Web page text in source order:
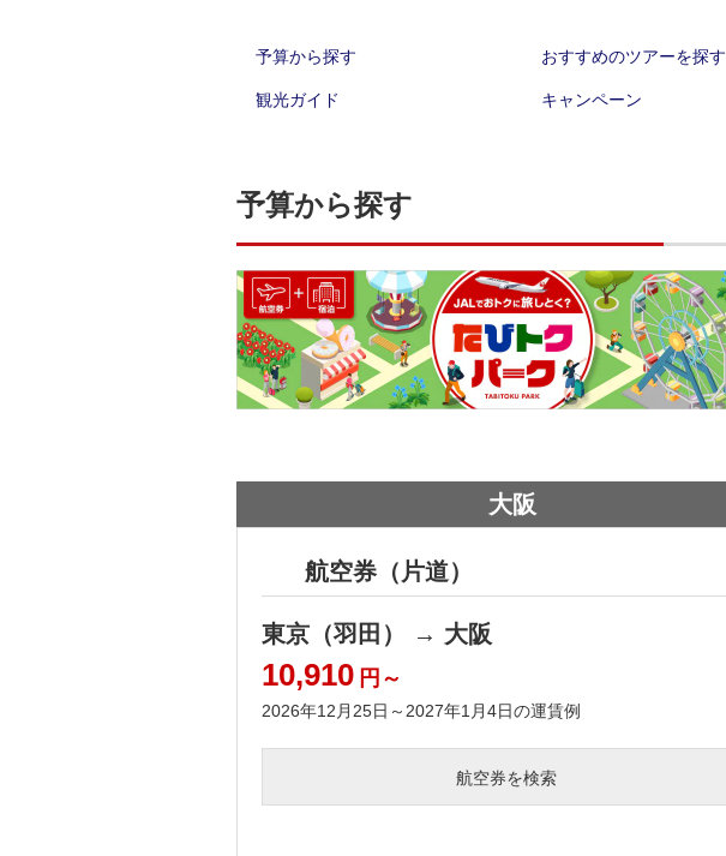
予算から探す おすすめのツアーを探す
観光ガイド キャンペーン
予算から探す
大阪
航空券（片道）
東京（羽田） → 大阪
10,910 円～
2026年12月25日～2027年1月4日の運賃例
航空券を検索